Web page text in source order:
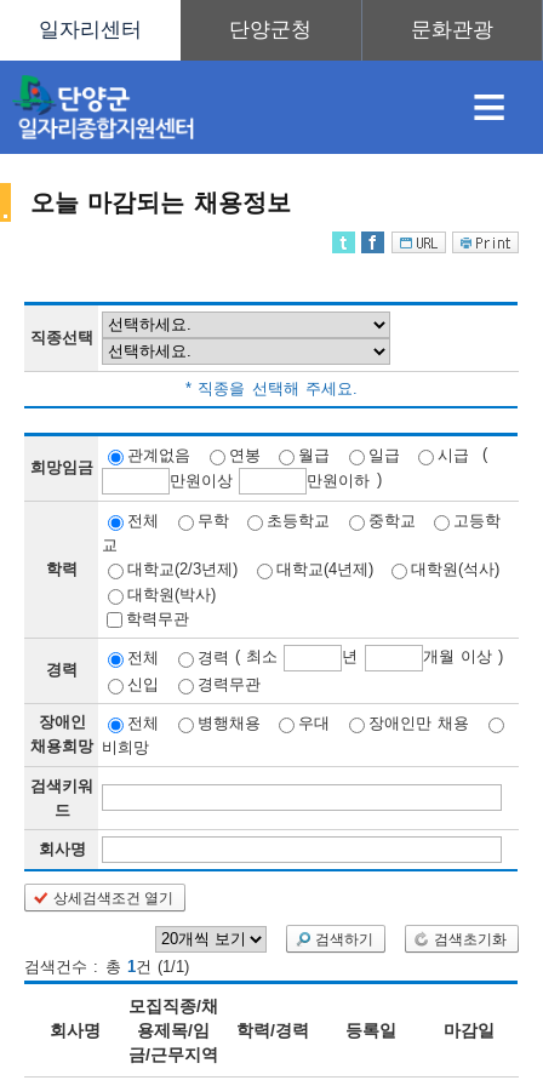
≡
보
보
련
정
우
미
내
오늘 마감되는 채용정보
직종선택
* 직종을 선택해 주세요.
희망임금
관계없음 연봉 월급 일급 시급
(
만원이상 만원이하 )
학력
전체 무학 초등학교 중학교
고등학
교
대학교(2/3년제)
대학교(4년제)
대학원(석사)
대학원(박사)
학력무관
경력
전체 경력 ( 최소 년
개월 이상 )
신입
경력무관
장애인
채용희망
전체 병행채용 우대
장애인만 채용
비희망
검색키워
드
회사명
상세검색조건 열기
검색하기 검색초기화
검색건수 : 총 1건 (1/1)
회사명
모집직종/채
용제목/임
금/근무지역
학력/경력 등록일 마감일
채
용
보
오
등